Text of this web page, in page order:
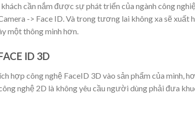
cần nắm được sự phát triển của ngành công
-> Face ID. Và trong tương lai không xa sẽ xuất
một thông minh hơn.
ID 3D
hợp công nghệ FaceID 3D vào sản phẩm của mình,
nghệ 2D là không yêu cầu người dùng phải đưa